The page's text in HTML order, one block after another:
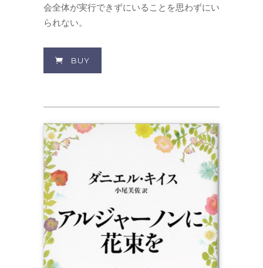
会全体が実行できずにいることを思わずにい
られない。
BUY